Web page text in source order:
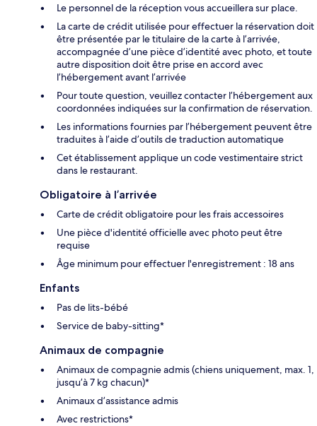
Le personnel de la réception vous accueillera sur place.
La carte de crédit utilisée pour effectuer la réservation doit
être présentée par le titulaire de la carte à l’arrivée,
accompagnée d’une pièce d’identité avec photo, et toute
autre disposition doit être prise en accord avec
l’hébergement avant l’arrivée
Pour toute question, veuillez contacter l’hébergement aux
coordonnées indiquées sur la confirmation de réservation.
Les informations fournies par l’hébergement peuvent être
traduites à l’aide d’outils de traduction automatique
Cet établissement applique un code vestimentaire strict
dans le restaurant.
Obligatoire à l’arrivée
Carte de crédit obligatoire pour les frais accessoires
Une pièce d'identité officielle avec photo peut être
requise
Âge minimum pour effectuer l'enregistrement : 18 ans
Enfants
Pas de lits-bébé
Service de baby-sitting*
Animaux de compagnie
Animaux de compagnie admis (chiens uniquement, max. 1,
jusqu’à 7 kg chacun)*
Animaux d’assistance admis
Avec restrictions*